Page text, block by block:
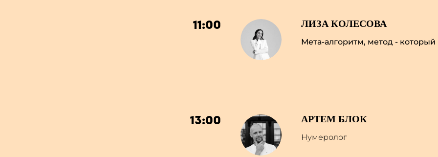
11:00 ЛИЗА КОЛЕСОВА
Мета-алгоритм, метод -
13:00 АРТЕМ БЛОК
Нумеролог